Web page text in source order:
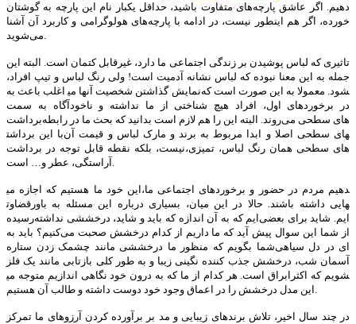
دهیم. اگر عاشق پارچه‌های متفاوت باشید، حداقل یکبار نام این پارچه به گوشتان
خورده، اگر هم اینطور نیست، در ادامه با پارچه‌های هولوگرامی و کاربرد آن آشنا
می‌شوید.
تاثیری که لباس پوشیدن بر زندگی اجتماعی ما دارد، غیرقابل کتمان است. البته این
جمله به این معنا نبوده که لباس نشانه آدمیت است! ولی رنگ لباس و تیپ افراد،
اغلب باعث به ‎نمایش گذاشتن شخصیت آنها می‎شود. معمولا به این صورت است که
در برخوردهای اول، افراد هیچ شناختی از ما نداشته و ناخودآگاه به سمت
برداشت‌‎های سطحی می‌روند. البته این را هم لازم است بدانید که بحث ما در رابطه
با این برداشت‎های سطحی اصلا و ابدا مربوط به برند و مارک لباس و قیمت آن
نیست، بلکه نقطه قابل توجه در برداشت‎‌های سطحی همان رنگ لباس، تمیزی،
آراستگی، عطر و… است.
این خود ما هستیم که اجازه می‎دهیم مردم در حضور و برخوردهای اجتماعی ما،
قضاوت‎هایی داشته باشند. حالا در این میان، بسیاری درباره این مسئله به باور
رسیده‎‌ایم که به آن اندازه که باید و شاید، درخششی نداشته‌‎ایم. شاید برای بعضی
از شما این سوال پیش آید که ما داریم از کدام درخشش صحبت می‌کنیم؟ باید به
شما بگویم که منظور ما درخششی مانند چشمک زدن ستاره‌‎ای در دل سیاهی
آسمان شب، درخشش جذب کننده نگینی زیبا و به طور کلی بازتابی مانند یک فلز
براق است. هر کدام از ما که به درون خود نگاهی اندازیم متوجه می‎شویم که اکثرا
این مدل درخشش را در اعماق وجود خود دوست داشته و طالب آن هستیم.
در چند سال اخیر، تلاش برندهای زیبایی و مد بر برآورده کردن آرزوهای ما تمرکز